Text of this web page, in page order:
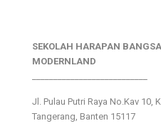
SEKOLAH HARAPAN BANGSA
MODERNLAND
Jl. Pulau Putri Raya No.Kav 10,
Tangerang, Banten 15117